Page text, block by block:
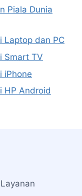
Piala Dunia
Laptop dan PC
Smart TV
iPhone
HP Android